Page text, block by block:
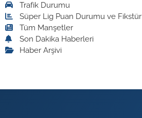
Trafik Durumu
Süper Lig Puan Durumu ve Fikstür
Tüm Manşetler
Son Dakika Haberleri
Haber Arşivi